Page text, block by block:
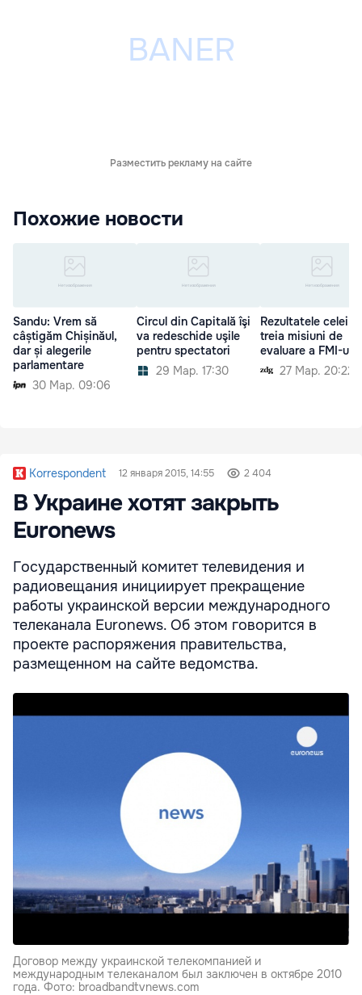
Разместить рекламу на сайте
Похожие новости
Sandu: Vrem să
câștigăm Chișinăul,
dar și alegerile
parlamentare
30 Мар. 09:06
Circul din Capitală îşi
va redeschide uşile
pentru spectatori
29 Мар. 17:30
Rezultatele celei
treia misiuni de
evaluare a FMI-ului
27 Мар. 20:22
Korrespondent 12 января 2015, 14:55 2 404
В Украине хотят закрыть
Euronews
Государственный комитет телевидения и
радиовещания инициирует прекращение
работы украинской версии международного
телеканала Euronews. Об этом говорится в
проекте распоряжения правительства,
размещенном на сайте ведомства.
Договор между украинской телекомпанией и
международным телеканалом был заключен в октябре 2010
года. Фото: broadbandtvnews.com